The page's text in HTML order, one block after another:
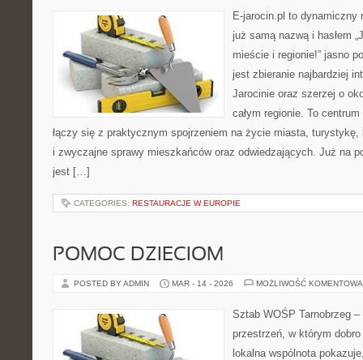
E-jarocin.pl to dynamiczny
już samą nazwą i hasłem
mieście i regionie!” jasno
jest zbieranie najbardziej
Jarocinie oraz szerzej o
całym regionie. To
łączy się z praktycznym spojrzeniem na życie miasta, turystykę,
i zwyczajne sprawy mieszkańców oraz odwiedzających. Już na
jest […]
CATEGORIES: RESTAURACJE W EUROPIE
POMOC DZIECIOM
POSTED BY ADMIN MAR - 14 - 2026 MOŻLIWOŚĆ
Sztab WOŚP Tarnobrzeg
przestrzeń, w którym
lokalna wspólnota